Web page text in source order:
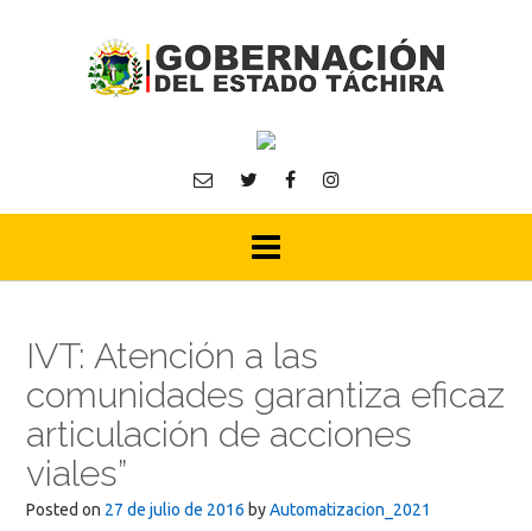
IVT: Atención a las
comunidades garantiza eficaz
articulación de acciones
viales”
Posted on 27 de julio de 2016 byAutomatizacion_2021